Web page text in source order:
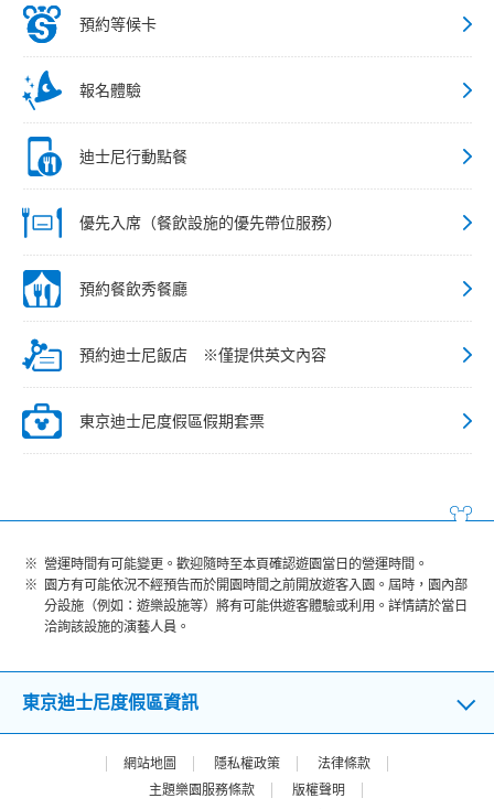
預約等候卡
報名體驗
迪士尼行動點餐
優先入席（餐飲設施的優先帶位服務）
預約餐飲秀餐廳
預約迪士尼飯店 ※僅提供英文內容
東京迪士尼度假區假期套票
營運時間有可能變更。歡迎隨時至本頁確認遊園當日的營運時間。
園方有可能依況不經預告而於開園時間之前開放遊客入園。屆時，園內部
分設施（例如：遊樂設施等）將有可能供遊客體驗或利用。詳情請於當日
洽詢該設施的演藝人員。
東京迪士尼度假區資訊
網站地圖 隱私權政策
法律條款
主題樂園服務條款
版權聲明